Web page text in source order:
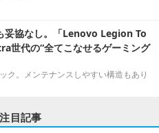
妥協なし。「Lenovo Legion To
世代の“全てこなせるゲーミング
ク。メンテナンスしやすい構造もあり
目記事